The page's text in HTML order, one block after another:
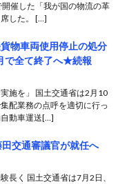
催した「我が国の物流の革
した。 […]
物車両使用停止の処分
で全て終了へ★続報
施を」 国土交通省は2月10
配業務の点呼を適切に行っ
動車運送[…]
交通審議官が就任へ
長く 国土交通省は7月2日、